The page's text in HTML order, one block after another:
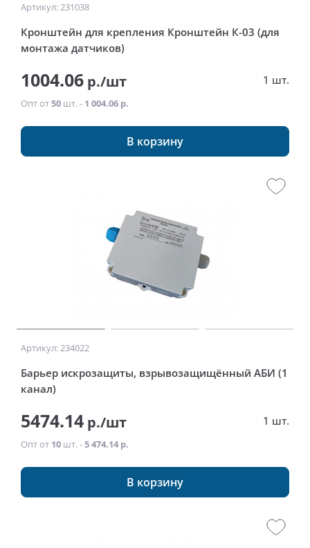
Артикул: 231038
Кронштейн для крепления Кронштейн К-03 (для
монтажа датчиков)
1004.06 р./шт 1 шт.
Опт от50 шт. - 1 004.06 р.
В корзину
Артикул: 234022
Барьер искрозащиты, взрывозащищённый АБИ (1
канал)
5474.14 р./шт 1 шт.
Опт от 10 шт. -5 474.14 р.
В корзину